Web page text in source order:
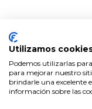
Super-descuentos /
En Oferta
Condiciones de
Envíos
Utilizamos
Podemos utilizarlas
para mejorar nuestro
brindarle una excelente
información sobre las